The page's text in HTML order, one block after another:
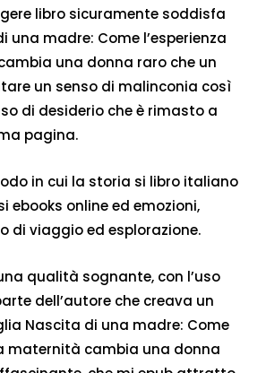
libro sicuramente soddisfa
una madre: Come l’esperienza
una donna raro che un
un senso di malinconia così
di desiderio che è rimasto a
pagina.
in cui la storia si libro italiano
ebooks online ed emozioni,
di viaggio ed esplorazione.
qualità sognante, con l’uso
dell’autore che creava un
Nascita di una madre: Come
maternità cambia una donna